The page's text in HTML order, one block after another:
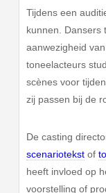
Tijdens een
kunnen. Dansers
aanwezigheid
toneelacteurs
scènes voor
zij passen bij de
De casting
scenariotekst of
heeft invloed op
voorstelling of